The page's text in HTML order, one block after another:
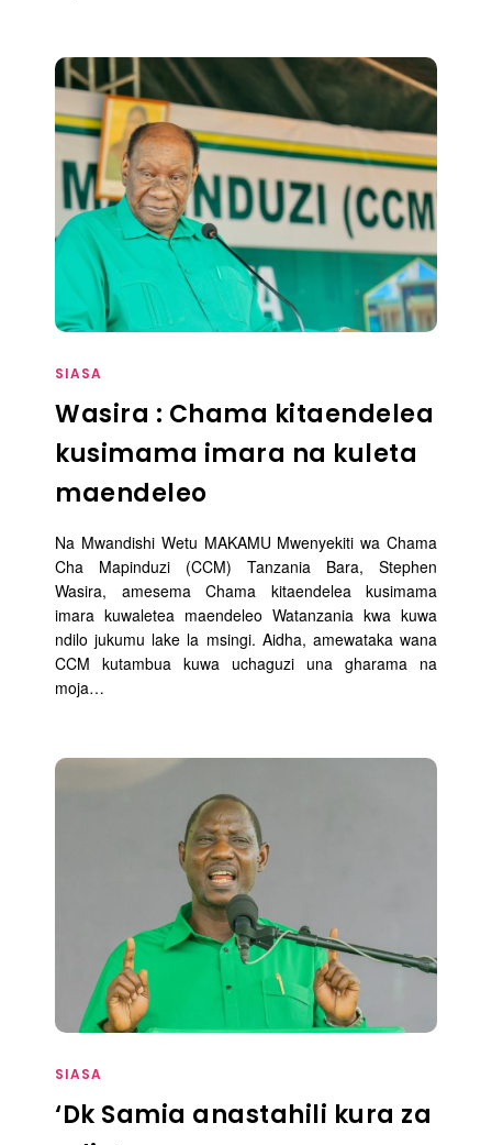
SIASA
Wasira : Chama kitaendelea
kusimama imara na kuleta
maendeleo
Na Mwandishi Wetu MAKAMU Mwenyekiti wa Chama
Cha Mapinduzi (CCM) Tanzania Bara, Stephen
Wasira, amesema Chama kitaendelea kusimama
imara kuwaletea maendeleo Watanzania kwa kuwa
ndilo jukumu lake la msingi. Aidha, amewataka wana
CCM kutambua kuwa uchaguzi una gharama na
moja…
SIASA
‘Dk Samia anastahili kura za